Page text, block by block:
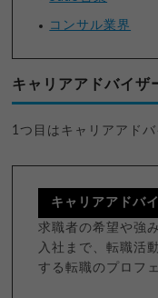
コンサル業界
キャリアアドバイザ
1つ目はキャリアアドバ
キャリアアドバ
求職者の希望や強
入社まで、転職活
する転職のプロフ